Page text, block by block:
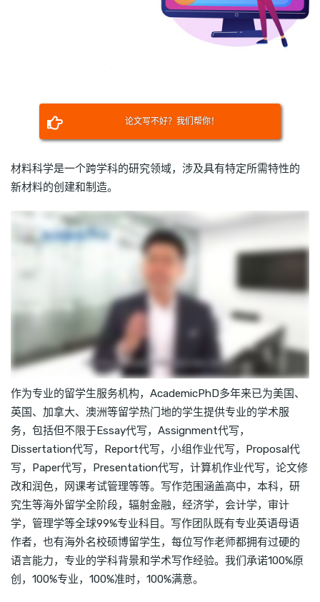
论文写不好？我们帮你！
材料科学是一个跨学科的研究领域，涉及具有特定所需特性的
新材料的创建和制造。
作为专业的留学生服务机构，AcademicPhD多年来已为美国、
英国、加拿大、澳洲等留学热门地的学生提供专业的学术服
务，包括但不限于Essay代写，Assignment代写，
Dissertation代写，Report代写，小组作业代写，Proposal代
写，Paper代写，Presentation代写，计算机作业代写，论文修
改和润色，网课考试管理等等。写作范围涵盖高中，本科，研
究生等海外留学全阶段，辐射金融，经济学，会计学，审计
学，管理学等全球99%专业科目。写作团队既有专业英语母语
作者，也有海外名校硕博留学生，每位写作老师都拥有过硬的
语言能力，专业的学科背景和学术写作经验。我们承诺100%原
创，100%专业，100%准时，100%满意。